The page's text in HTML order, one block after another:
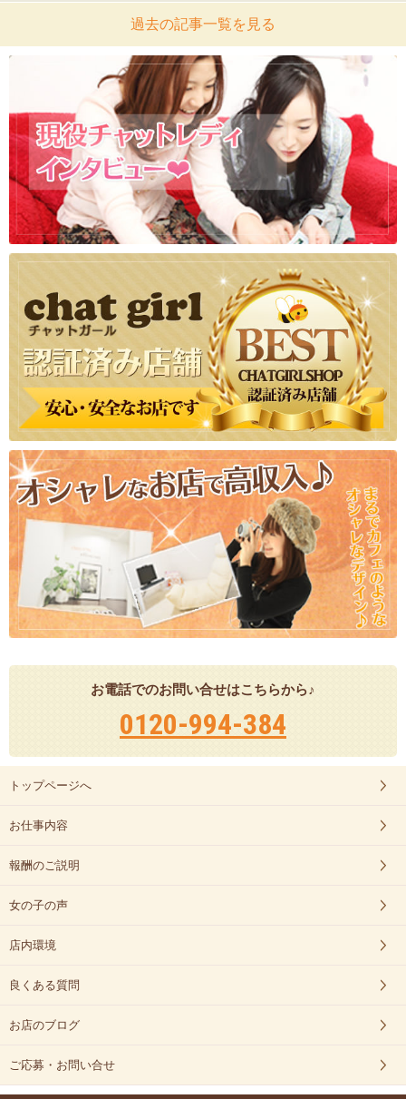
過去の記事一覧を見る
お電話でのお問い合せはこちらから♪
0120-994-384
トップページへ
お仕事内容
報酬のご説明
女の子の声
店内環境
良くある質問
お店のブログ
ご応募・お問い合せ